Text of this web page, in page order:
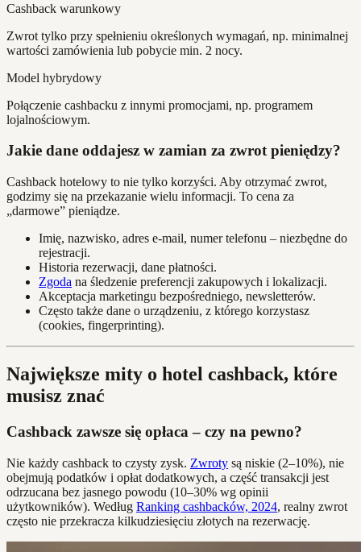
Cashback warunkowy
Zwrot tylko przy spełnieniu określonych wymagań, np. minimalnej
wartości zamówienia lub pobycie min. 2 nocy.
Model hybrydowy
Połączenie cashbacku z innymi promocjami, np. programem
lojalnościowym.
Jakie dane oddajesz w zamian za zwrot pieniędzy?
Cashback hotelowy to nie tylko korzyści. Aby otrzymać zwrot,
godzimy się na przekazanie wielu informacji. To cena za
„darmowe” pieniądze.
Imię, nazwisko, adres e-mail, numer telefonu – niezbędne do
rejestracji.
Historia rezerwacji, dane płatności.
Zgoda na śledzenie preferencji zakupowych i lokalizacji.
Akceptacja marketingu bezpośredniego, newsletterów.
Często także dane o urządzeniu, z którego korzystasz
(cookies, fingerprinting).
Największe mity o hotel cashback, które
musisz znać
Cashback zawsze się opłaca – czy na pewno?
Nie każdy cashback to czysty zysk. Zwroty są niskie (2–10%), nie
obejmują podatków i opłat dodatkowych, a część transakcji jest
odrzucana bez jasnego powodu (10–30% wg opinii
użytkowników). Według Ranking cashbacków, 2024, realny zwrot
często nie przekracza kilkudziesięciu złotych na rezerwację.